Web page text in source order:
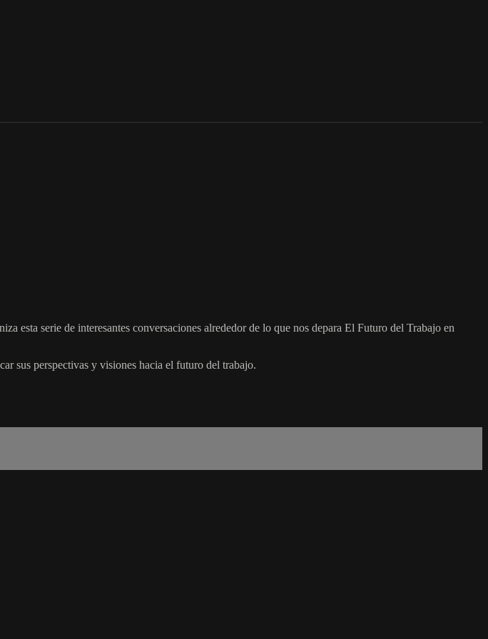
esta serie de interesantes conversaciones alrededor de lo que nos depara El Futuro del Trabajo en
sus perspectivas y visiones hacia el futuro del trabajo.